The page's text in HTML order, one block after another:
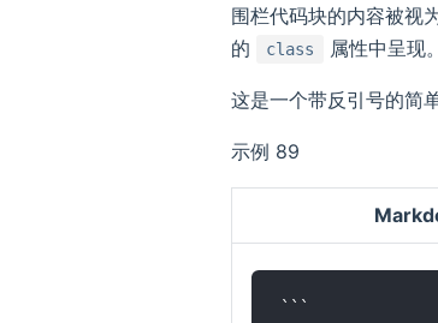
围栏代码块的内容被视
的
class 属性中呈现
这是一个带反引号的简
示例 89
```